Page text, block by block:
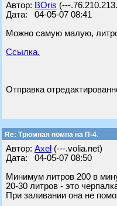
Автор: BOris (---
Дата: 04-05-07 08:41
Можно самую малую,
Ссылка.
Отправка
Re: Трюмная помпа на П-4.
Автор: Axel (---.volia.net)
Дата: 04-05-07 08:50
Минимум литров 200 в
20-30 литров - это
При заливании она не